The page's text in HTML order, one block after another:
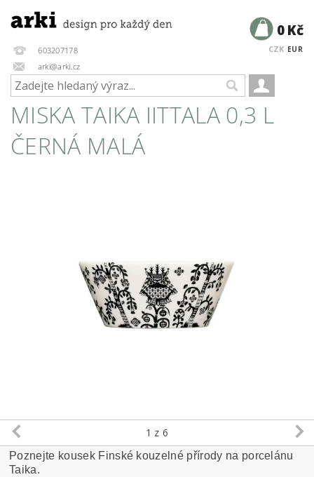
603207178
arki@arki.cz
CZK EUR
0 Kč
MISKA TAIKA IITTALA 0,3 L
ČERNÁ MALÁ
1 z 6
Poznejte kousek Finské kouzelné přírody na porcelánu
Taika.